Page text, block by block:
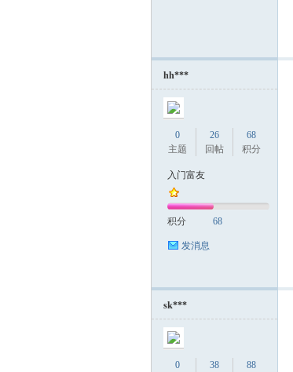
hh***
0
主题
26
回帖
68
积分
入门富友
积分 68
发消息
sk***
0
38
88